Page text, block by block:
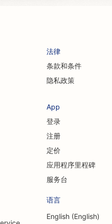
法律
条款和条件
隐私政策
App
登录
注册
定价
应用程序里程碑
服务台
语言
English (English)